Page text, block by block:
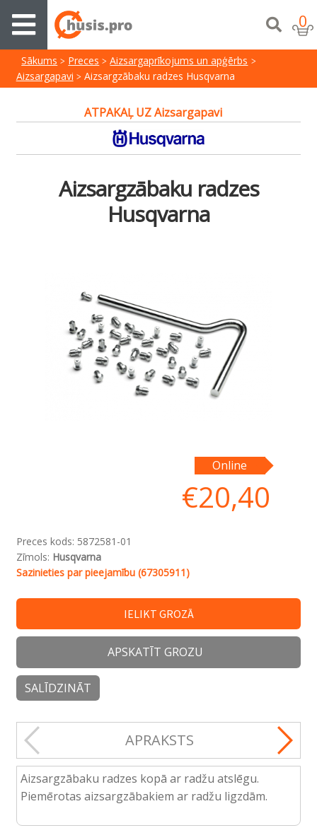
0
Sākums Preces
Aizsargaprīkojums un apģērbs
Aizsargapavi
Aizsargzābaku radzes Husqvarna
ATPAKAĻ UZ Aizsargapavi
Aizsargzābaku radzes
Husqvarna
Online
€20,40
Preces kods: 5872581-01
Zīmols: Husqvarna
Sazinieties par pieejamību (67305911)
IELIKT GROZĀ
APSKATĪT GROZU
SALĪDZINĀT
APRAKSTS
Aizsargzābaku radzes kopā ar radžu atslēgu.
Piemērotas aizsargzābakiem ar radžu ligzdām.